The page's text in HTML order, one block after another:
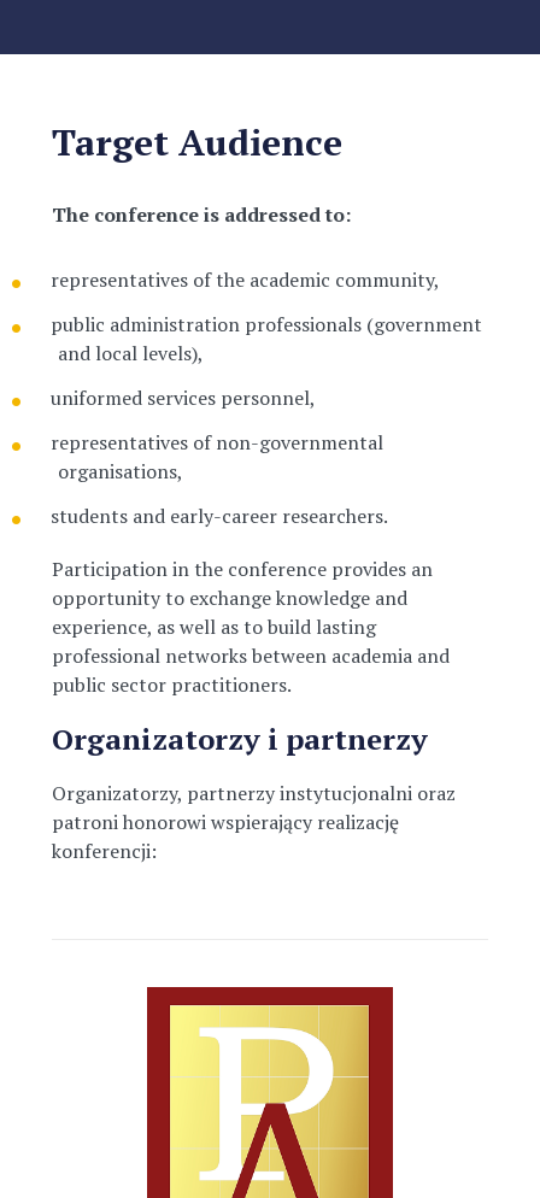
Target Audience
The conference is addressed to:
representatives of the academic community,
public administration professionals (government
and local levels),
uniformed services personnel,
representatives of non-governmental
organisations,
students and early-career researchers.
Participation in the conference provides an
opportunity to exchange knowledge and
experience, as well as to build lasting
professional networks between academia and
public sector practitioners.
Organizatorzy i partnerzy
Organizatorzy, partnerzy instytucjonalni oraz
patroni honorowi wspierający realizację
konferencji: